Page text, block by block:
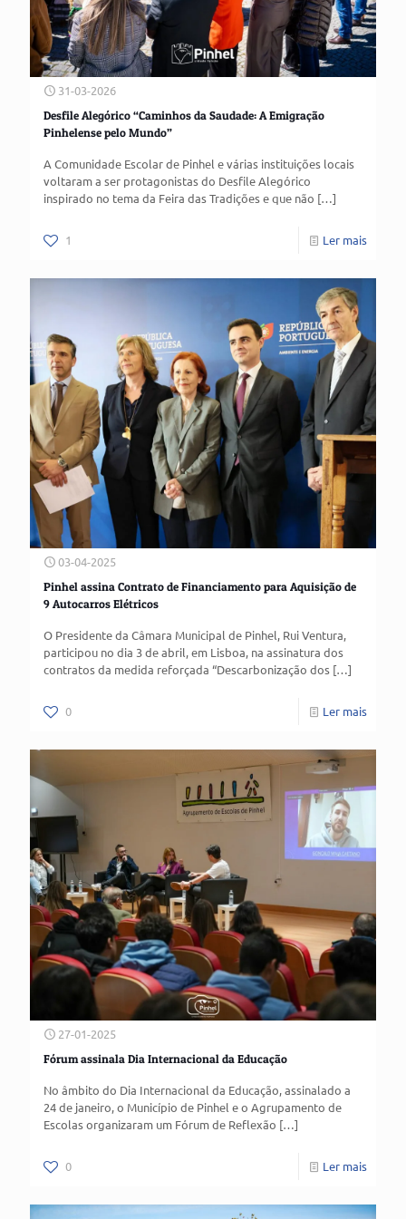
31-03-2026
Desfile Alegórico “Caminhos da Saudade: A Emigração
Pinhelense pelo Mundo”
A Comunidade Escolar de Pinhel e várias instituições locais
voltaram a ser protagonistas do Desfile Alegórico
inspirado no tema da Feira das Tradições e que não […]
1 Ler mais
03-04-2025
Pinhel assina Contrato de Financiamento para Aquisição de
9 Autocarros Elétricos
O Presidente da Câmara Municipal de Pinhel, Rui Ventura,
participou no dia 3 de abril, em Lisboa, na assinatura dos
contratos da medida reforçada “Descarbonização dos […]
0 Ler mais
27-01-2025
Fórum assinala Dia Internacional da Educação
No âmbito do Dia Internacional da Educação, assinalado a
24 de janeiro, o Município de Pinhel e o Agrupamento de
Escolas organizaram um Fórum de Reflexão […]
0 Ler mais